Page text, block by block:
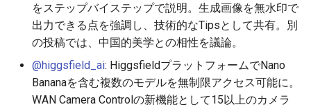
2026-06-02
2026-06-01
2026-05-31
2025-11-17
2025-11-16
2025-11-15
2026-06-02
2026-06-01
2026-05-31
2025-11-17
2025-11-16
2025-11-15
2026-05-30
2026-05-29
2026-05-28
2026-05-29
2026-05-28
2026-05-27
2025-11-17
2025-11-16
2025-11-15
2026-06-02
2026-06-01
2026-05-31
をステップバイステップで説明。生成画像を無水印で
出力できる点を強調し、技術的なTipsとして共有。別
の投稿では、中国的美学との相性を議論。
@higgsfield_ai: HiggsfieldプラットフォームでNano
Bananaを含む複数のモデルを無制限アクセス可能に。
WAN Camera Controlの新機能として15以上のカメラ